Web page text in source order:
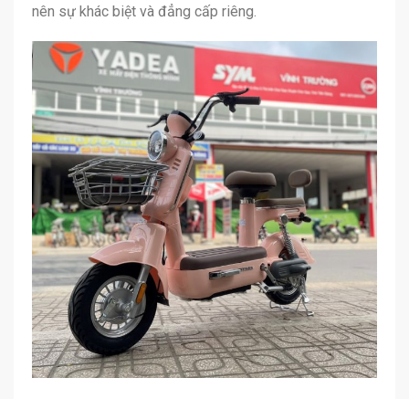
nên sự khác biệt và đẳng cấp riêng.